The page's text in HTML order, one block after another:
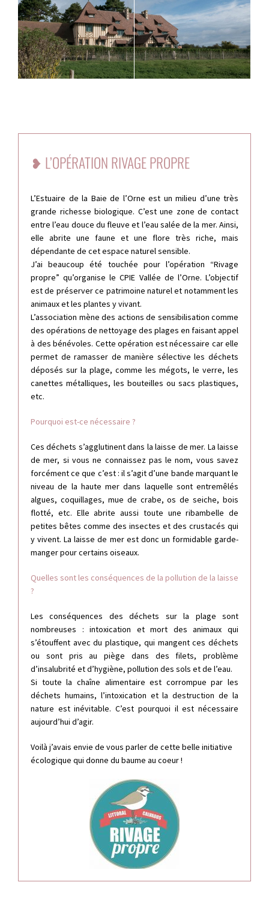
❥ L’OPÉRATION RIVAGE PROPRE
L’Estuaire de la Baie de l’Orne est un milieu d’une très
grande richesse biologique. C’est une zone de contact
entre l’eau douce du fleuve et l’eau salée de la mer. Ainsi,
elle abrite une faune et une flore très riche, mais
dépendante de cet espace naturel sensible.
J’ai beaucoup été touchée pour l’opération “Rivage
propre” qu’organise le CPIE Vallée de l’Orne. L’objectif
est de préserver ce patrimoine naturel et notamment les
animaux et les plantes y vivant.
L’association mène des actions de sensibilisation comme
des opérations de nettoyage des plages en faisant appel
à des bénévoles. Cette opération est nécessaire car elle
permet de ramasser de manière sélective les déchets
déposés sur la plage, comme les mégots, le verre, les
canettes métalliques, les bouteilles ou sacs plastiques,
etc.
Pourquoi est-ce nécessaire ?
Ces déchets s’agglutinent dans la laisse de mer. La laisse
de mer, si vous ne connaissez pas le nom, vous savez
forcément ce que c’est : il s’agit d’une bande marquant le
niveau de la haute mer dans laquelle sont entremêlés
algues, coquillages, mue de crabe, os de seiche, bois
flotté, etc. Elle abrite aussi toute une ribambelle de
petites bêtes comme des insectes et des crustacés qui
y vivent. La laisse de mer est donc un formidable garde-
manger pour certains oiseaux.
Quelles sont les conséquences de la pollution de la laisse
?
Les conséquences des déchets sur la plage sont
nombreuses : intoxication et mort des animaux qui
s’étouffent avec du plastique, qui mangent ces déchets
ou sont pris au piège dans des filets, problème
d’insalubrité et d’hygiène, pollution des sols et de l’eau.
Si toute la chaîne alimentaire est corrompue par les
déchets humains, l’intoxication et la destruction de la
nature est inévitable. C’est pourquoi il est nécessaire
aujourd’hui d’agir.
Voilà j’avais envie de vous parler de cette belle initiative
écologique qui donne du baume au coeur !